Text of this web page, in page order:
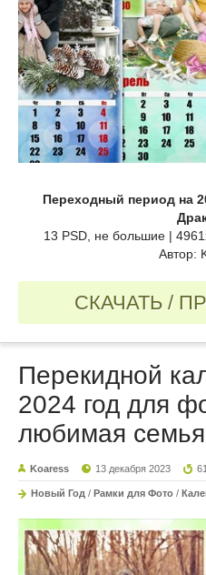
Переходный период на
13 PSD, не большие |
Автор:
СКАЧАТЬ /
Перекидной
2024 год для
любимая семья
Koaress 13 декабря 2023
Новый Год / Рамки для Фото /